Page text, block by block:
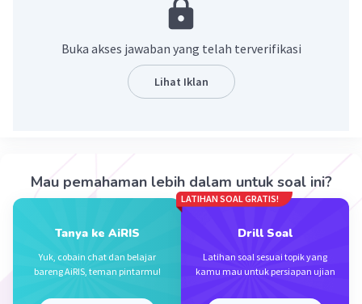
mol Na2SO4: 28,4/142 = 0,2
° : 342/0,2 = 1710 kJ/mol
Buka akses jawaban yang telah terverifikasi
Lihat Iklan
Mau pemahaman lebih dalam untuk soal ini?
Tanya ke AiRIS
Yuk, cobain chat dan belajar
bareng AiRIS, teman pintarmu!
LATIHAN SOAL GRATIS!
Drill Soal
Latihan soal sesuai topik yang
kamu mau untuk persiapan ujian